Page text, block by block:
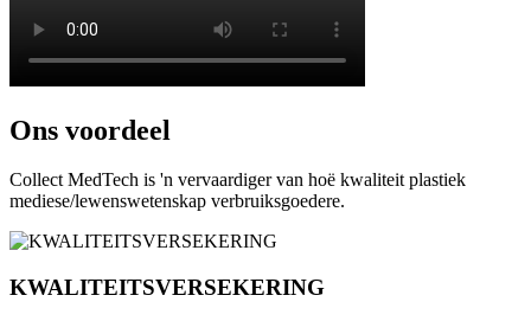
Ons voordeel
Collect MedTech is 'n vervaardiger van hoë kwaliteit plastiek
mediese/lewenswetenskap verbruiksgoedere.
KWALITEITSVERSEKERING